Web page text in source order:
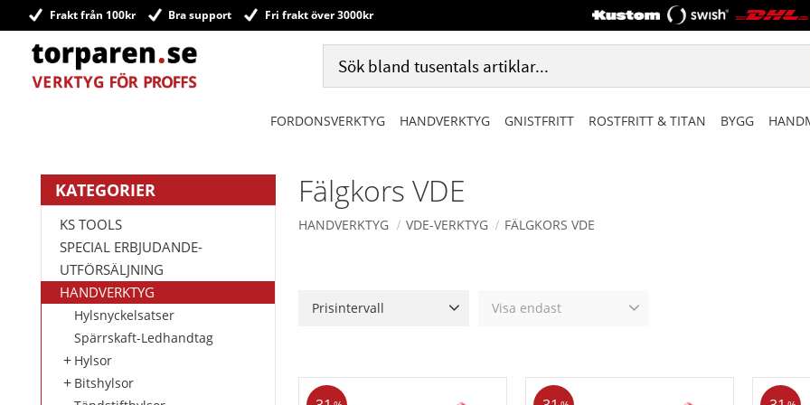
Frakt från 100kr Bra support Fri frakt över 3000kr
FORDONSVERKTYG HANDVERKTYG GNISTFRITT ROSTFRITT & TITAN BYGG
Fälgkors VDE
HANDVERKTYG VDE-VERKTYG FÄLGKORS VDE
Prisintervall Visa endast
KATEGORIER
KS TOOLS
SPECIAL ERBJUDANDE-
UTFÖRSÄLJNING
HANDVERKTYG
Hylsnyckelsatser
Spärrskaft-Ledhandtag
Hylsor
Bitshylsor